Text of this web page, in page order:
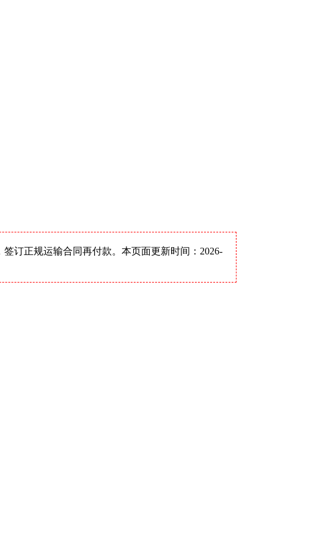
订正规运输合同再付款。本页面更新时间：2026-